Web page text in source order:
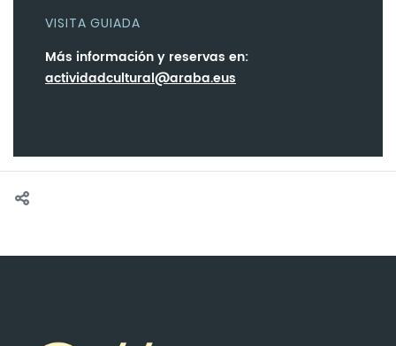
VISITA GUIADA
Más información y reservas en:
actividadcultural@araba.eus